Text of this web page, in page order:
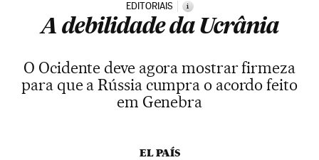
EDITORIAIS i
A debilidade da Ucrânia
O Ocidente deve agora mostrar firmeza
para que a Rússia cumpra o acordo feito
em Genebra
EL PAÍS